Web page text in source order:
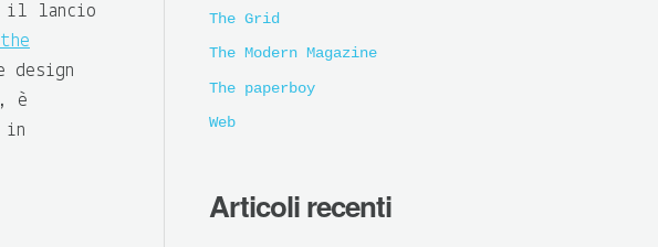
il lancio
è
in
The Grid
The Modern Magazine
The paperboy
Web
Articoli recenti